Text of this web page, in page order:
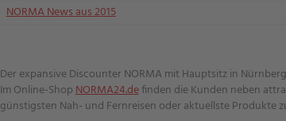
NORMA News aus 2015
Der expansive Discounter NORMA mit Hauptsitz in
Im Online-ShopNORMA24.definden die Kunden neben
günstigsten Nah- und Fernreisen oder aktuellste Produkte